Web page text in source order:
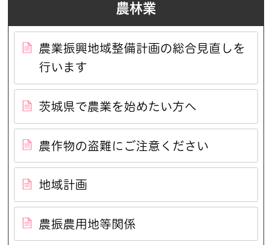
農林業
農業振興地域整備計画の総合見直しを
行います
茨城県で農業を始めたい方へ
農作物の盗難にご注意ください
地域計画
農振農用地等関係